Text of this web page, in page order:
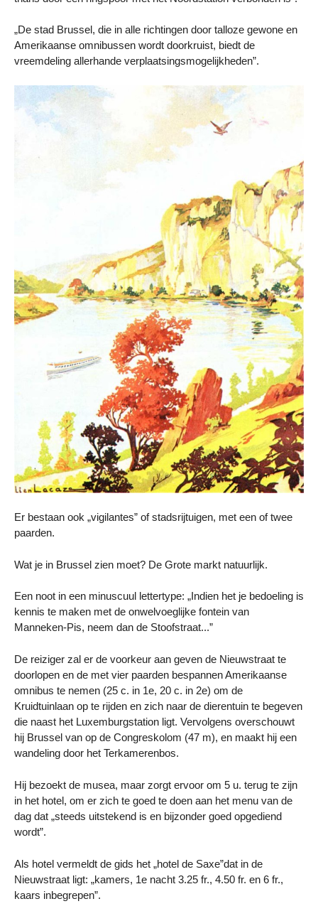
„De stad Brussel, die in alle richtingen door talloze gewone en
Amerikaanse omnibussen wordt doorkruist, biedt de
vreemdeling allerhande verplaatsingsmogelijkheden”.
Er bestaan ook „vigilantes” of stadsrijtuigen, met een of twee
paarden.
Wat je in Brussel zien moet? De Grote markt natuurlijk.
Een noot in een minuscuul lettertype: „Indien het je bedoeling is
kennis te maken met de onwelvoeglijke fontein van
Manneken-Pis, neem dan de Stoofstraat...”
De reiziger zal er de voorkeur aan geven de Nieuwstraat te
doorlopen en de met vier paarden bespannen Amerikaanse
omnibus te nemen (25 c. in 1e, 20 c. in 2e) om de
Kruidtuinlaan op te rijden en zich naar de dierentuin te begeven
die naast het Luxemburgstation ligt. Vervolgens overschouwt
hij Brussel van op de Congreskolom (47 m), en maakt hij een
wandeling door het Terkamerenbos.
Hij bezoekt de musea, maar zorgt ervoor om 5 u. terug te zijn
in het hotel, om er zich te goed te doen aan het menu van de
dag dat „steeds uitstekend is en bijzonder goed opgediend
wordt”.
Als hotel vermeldt de gids het „hotel de Saxe”dat in de
Nieuwstraat ligt: „kamers, 1e nacht 3.25 fr., 4.50 fr. en 6 fr.,
kaars inbegrepen”.